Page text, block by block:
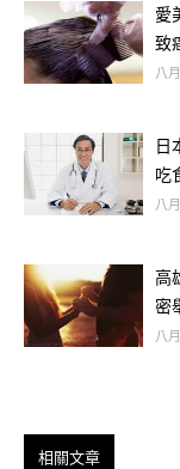
愛
致
八
日
吃
八
高
密
八
相關文章